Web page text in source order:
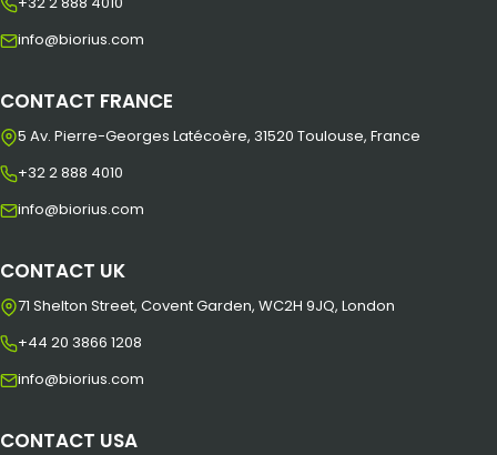
info@biorius.com
CONTACT FRANCE
5 Av. Pierre-Georges Latécoère, 31520 Toulouse, France
+32 2 888 4010
info@biorius.com
CONTACT UK
71 Shelton Street, Covent Garden, WC2H 9JQ, London
+44 20 3866 1208
info@biorius.com
CONTACT USA